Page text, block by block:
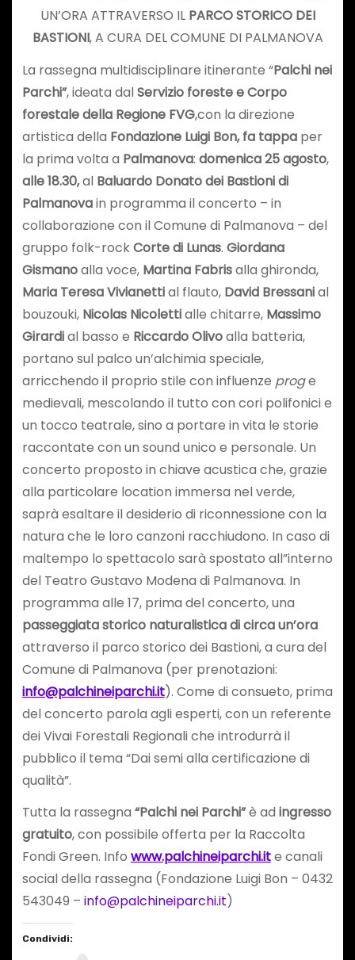
UN’ORA ATTRAVERSO IL PARCO STORICO DEI
BASTIONI, A CURA DEL COMUNE DI PALMANOVA
La rassegna multidisciplinare itinerante “Palchi nei
Parchi”, ideata dalServizio foreste e Corpo
forestale della Regione FVG,con la direzione
artistica della Fondazione Luigi Bon,fa tappaper
la prima volta a Palmanova: domenica 25 agosto,
alle 18.30,al Baluardo Donato dei Bastionidi
Palmanovain programma il concerto – in
collaborazione con il Comune di Palmanova – del
gruppo folk-rockCorte di Lunas. Giordana
Gismanoalla voce, Martina Fabrisalla ghironda,
Maria Teresa Vivianettial flauto, David Bressanial
bouzouki, Nicolas Nicolettialle chitarre, Massimo
Girardial basso e Riccardo Olivoalla batteria,
portano sul palco un’alchimia speciale,
arricchendo il proprio stile con influenze proge
medievali, mescolando il tutto con cori polifonici e
un tocco teatrale, sino a portare in vita le storie
raccontate con un sound unico e personale. Un
concerto proposto in chiave acustica che, grazie
alla particolare location immersa nel verde,
saprà esaltare il desiderio di riconnessione con la
natura che le loro canzoni racchiudono. In caso di
maltempo lo spettacolo sarà spostato all”interno
del Teatro Gustavo Modena di Palmanova. In
programma alle 17, prima del concerto, una
passeggiata storico naturalistica di circa un’ora
attraverso il parco storico dei Bastioni, a cura del
Comune di Palmanova (per prenotazioni:
info@palchineiparchi.it). Come di consueto, prima
del concerto parola agli esperti, con un referente
dei Vivai Forestali Regionali che introdurrà il
pubblico il tema “Dai semi alla certificazione di
qualità”.
Tutta la rassegna “Palchi nei Parchi”è ad ingresso
gratuito, con possibile offerta per la Raccolta
Fondi Green. Info www.palchineiparchi.ite canali
social della rassegna (Fondazione Luigi Bon – 0432
543049 – info@palchineiparchi.it)
Condividi: